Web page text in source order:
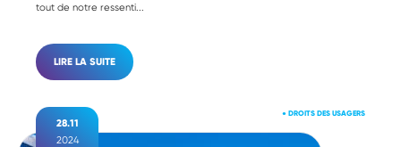
tout de notre ressenti...
LIRE LA SUITE
28.11
2024
● DROITS DES USAGERS